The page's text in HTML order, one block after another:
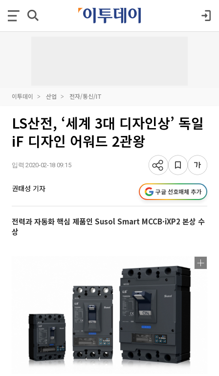
이투데이 산업 전자/통신/IT
LS산전, ‘세계 3대 디자인상’ 독일
iF 디자인 어워드 2관왕
입력 2020-02-18 09:15
권태성 기자 구글 선호매체 추가
전력과 자동화 핵심 제품인 Susol Smart MCCB·iXP2 본상 수
상